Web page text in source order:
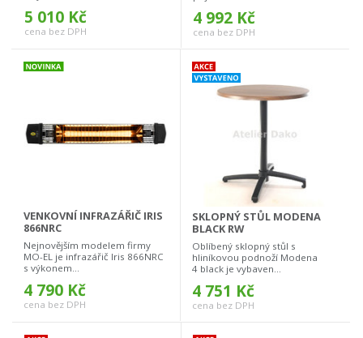
5 010 Kč
cena bez DPH
4 992 Kč
cena bez DPH
VENKOVNÍ INFRAZÁŘIČ IRIS
866NRC
Nejnovějším modelem firmy
MO-EL je infrazářič Iris 866NRC
s výkonem...
4 790 Kč
cena bez DPH
SKLOPNÝ STŮL MODENA
BLACK RW
Oblíbený sklopný stůl s
hliníkovou podnoží Modena
4 black je vybaven...
4 751 Kč
cena bez DPH